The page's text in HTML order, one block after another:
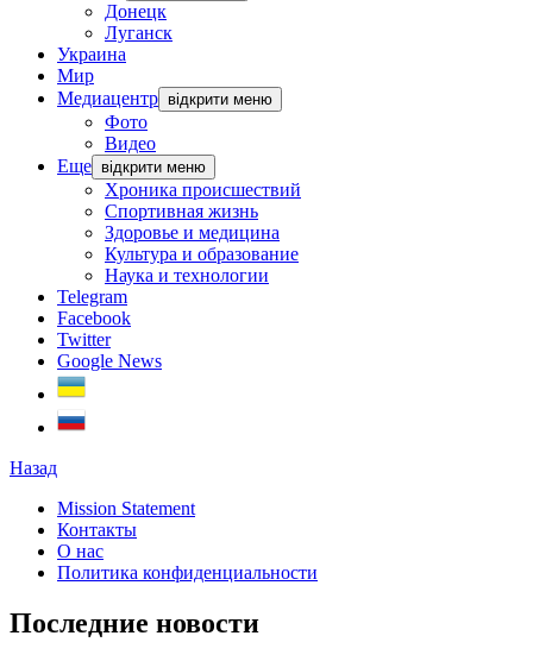
Донецк
Луганск
Украина
Мир
Медиацентр відкрити меню
Фото
Видео
Еще відкрити меню
Хроника происшествий
Спортивная жизнь
Здоровье и медицина
Культура и образование
Наука и технологии
Telegram
Facebook
Twitter
Google News
Назад
Mission Statement
Контакты
О нас
Политика конфиденциальности
Последние новости